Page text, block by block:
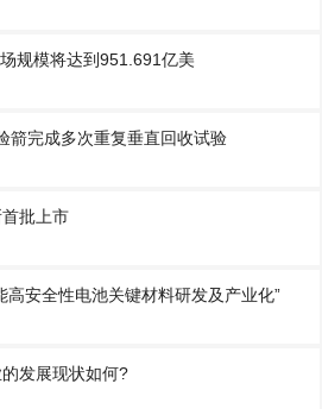
规模将达到951.691亿美
箭完成多次重复垂直回收试验
批上市
高安全性电池关键材料研发及产业化”
发展现状如何?